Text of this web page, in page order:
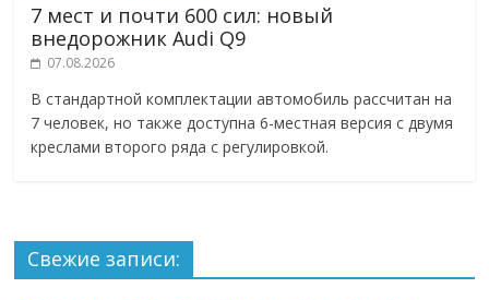
7 мест и почти 600 сил: новый
внедорожник Audi Q9
07.08.2026
В стандартной комплектации автомобиль рассчитан на
7 человек, но также доступна 6-местная версия с двумя
креслами второго ряда с регулировкой.
Свежие записи: